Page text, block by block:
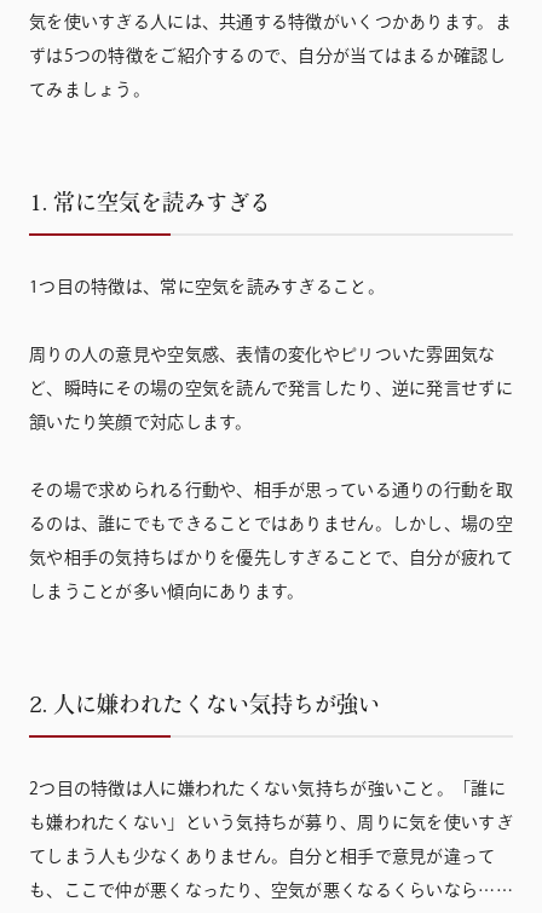
気を使いすぎる人には、共通する特徴がいくつかあります。ま
ずは5つの特徴をご紹介するので、自分が当てはまるか確認し
てみましょう。
1. 常に空気を読みすぎる
1つ目の特徴は、常に空気を読みすぎること。
周りの人の意見や空気感、表情の変化やピリついた雰囲気な
ど、瞬時にその場の空気を読んで発言したり、逆に発言せずに
頷いたり笑顔で対応します。
その場で求められる行動や、相手が思っている通りの行動を取
るのは、誰にでもできることではありません。しかし、場の空
気や相手の気持ちばかりを優先しすぎることで、自分が疲れて
しまうことが多い傾向にあります。
2. 人に嫌われたくない気持ちが強い
2つ目の特徴は人に嫌われたくない気持ちが強いこと。「誰に
も嫌われたくない」という気持ちが募り、周りに気を使いすぎ
てしまう人も少なくありません。自分と相手で意見が違って
も、ここで仲が悪くなったり、空気が悪くなるくらいなら……